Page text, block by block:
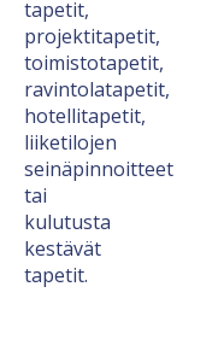
tapetit,
projektitapetit,
toimistotapetit,
ravintolatapetit,
hotellitapetit,
liiketilojen
seinäpinnoitteet
tai
kulutusta
kestävät
tapetit.